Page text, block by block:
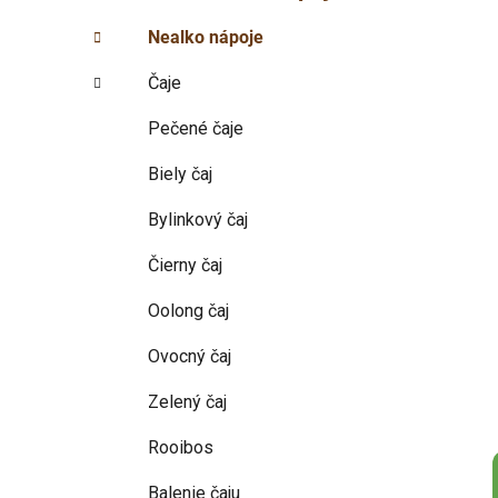
a
n
i
Nealko nápoje
Čaje
Pečené čaje
Biely čaj
Bylinkový čaj
Čierny čaj
Oolong čaj
Ovocný čaj
Zelený čaj
Rooibos
Balenie čaju